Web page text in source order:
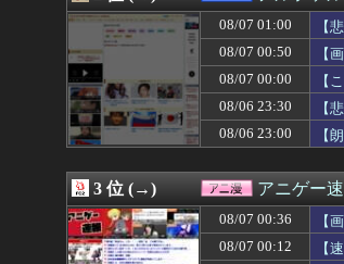
08/07 01:05
桜木花道がモテ
08/07 01:03
【朗報】ワンピ
08/07 01:02
【THE 軍国主義
08/07 01:00
超人気Vチュー
08/07 01:00
【悲報】嫁に15
08/07 01:00
【競馬】アスコ
08/07 01:00
【遊戯王OCG情
08/07 01:00
中日ドラゴンズ
08/07 01:00
ヤニネコ・みぃ
08/07 01:00
近畿大学准教授
08/07 01:00
【たけしの挑戦
08/07 01:00
匿名だからいえ
08/07 01:00
【
08/07 00:50
【
08/07 00:00
【
08/06 23:30
【
08/06 23:00
【
3 位 (→) アニゲー
08/07 00:36
【
08/07 00:12
【